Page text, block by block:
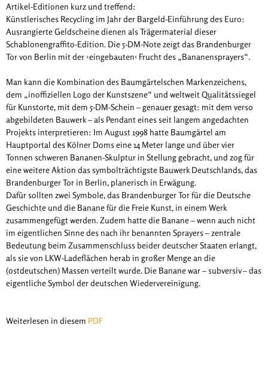
Artikel-Editionen kurz und treffend:
Künstlerisches Recycling im Jahr der Bargeld-Einführung des Euro:
Ausrangierte Geldscheine dienen als Trägermaterial dieser
Schablonengraffito-Edition. Die 5-DM-Note zeigt das Brandenburger
Tor von Berlin mit der ›eingebauten‹ Frucht des „Bananensprayers“.
Man kann die Kombination des Baumgärtelschen Markenzeichens,
dem „inoffiziellen Logo der Kunstszene“ und weltweit Qualitätssiegel
für Kunstorte, mit dem 5-DM-Schein – genauer gesagt: mit dem verso
abgebildeten Bauwerk – als Pendant eines seit langem angedachten
Projekts interpretieren: Im August 1998 hatte Baumgärtel am
Hauptportal des Kölner Doms eine 14 Meter lange und über vier
Tonnen schweren Bananen-Skulptur in Stellung gebracht, und zog für
eine weitere Aktion das symbolträchtigste Bauwerk Deutschlands, das
Brandenburger Tor in Berlin, planerisch in Erwägung.
Dafür sollten zwei Symbole, das Brandenburger Tor für die Deutsche
Geschichte und die Banane für die Freie Kunst, in einem Werk
zusammengefügt werden. Zudem hatte die Banane – wenn auch nicht
im eigentlichen Sinne des nach ihr benannten Sprayers – zentrale
Bedeutung beim Zusammenschluss beider deutscher Staaten erlangt,
als sie von LKW-Ladeflächen herab in großer Menge an die
(ostdeutschen) Massen verteilt wurde. Die Banane war – subversiv – das
eigentliche Symbol der deutschen Wiedervereinigung.
Weiterlesen in diesem PDF